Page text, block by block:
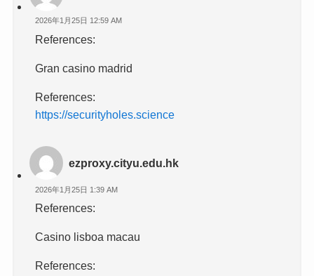
2026年1月25日 12:59 AM
References:
Gran casino madrid
References:
https://securityholes.science
ezproxy.cityu.edu.hk
2026年1月25日 1:39 AM
References:
Casino lisboa macau
References: